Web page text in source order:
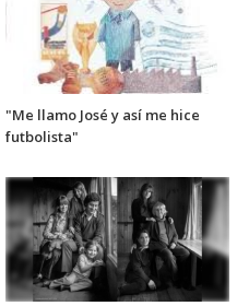
"Me llamo José y así me hice
futbolista"